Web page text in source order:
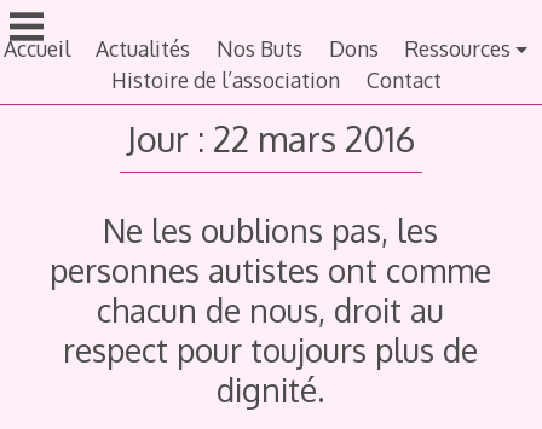
Aller
au
principal
Accueil Actualités Nos Buts Dons
Ressources
Histoire de l’association
Contact
Jour : 22 mars 2016
Ne les oublions pas, les
personnes autistes ont comme
chacun de nous, droit au
respect pour toujours plus de
dignité.